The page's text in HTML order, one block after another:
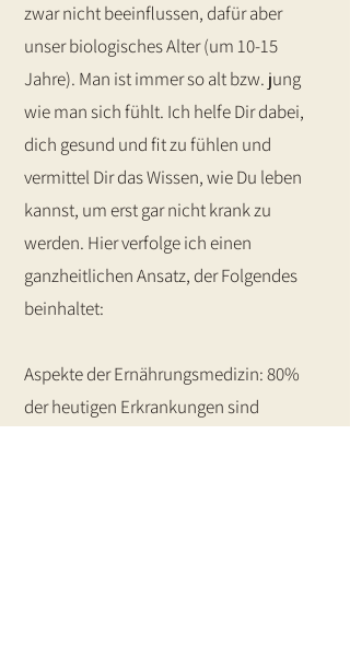
zwar nicht beeinflussen, dafür aber
unser biologisches Alter (um 10-15
Jahre). Man ist immer so alt bzw. jung
wie man sich fühlt. Ich helfe Dir dabei,
dich gesund und fit zu fühlen und
vermittel Dir das Wissen, wie Du leben
kannst, um erst gar nicht krank zu
werden. Hier verfolge ich einen
ganzheitlichen Ansatz, der Folgendes
beinhaltet:
Aspekte der Ernährungsmedizin: 80%
der heutigen Erkrankungen sind